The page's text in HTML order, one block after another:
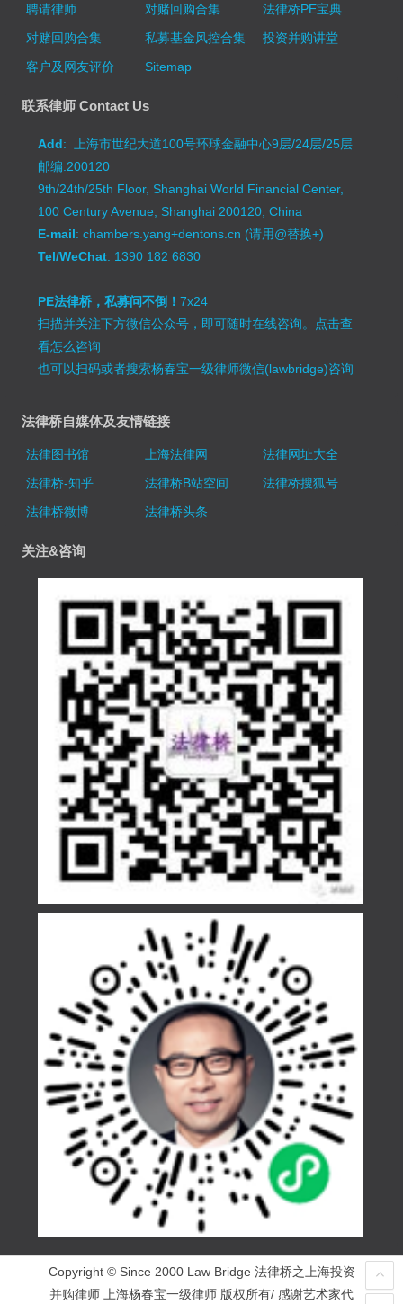
聘请律师
对赌回购合集
法律桥PE宝典
对赌回购合集
私募基金风控合集
投资并购讲堂
客户及网友评价
Sitemap
联系律师 Contact Us
Add: 上海市世纪大道100号环球金融中心9层/24层/25层
邮编:200120
9th/24th/25th Floor, Shanghai World Financial Center,
100 Century Avenue, Shanghai 200120, China
E-mail: chambers.yang+dentons.cn (请用@替换+)
Tel/WeChat: 1390 182 6830
PE法律桥，私募问不倒！7x24
扫描并关注下方微信公众号，即可随时在线咨询。 点击查
看怎么咨询
也可以扫码或者搜索杨春宝一级律师微信(lawbridge)咨询
法律桥自媒体及友情链接
法律图书馆 上海法律网
法律网址大全
法律桥-知乎
法律桥B站空间
法律桥搜狐号
法律桥微博
法律桥头条
关注&咨询
Copyright © Since 2000 Law Bridge 法律桥之上海投资
并购律师 上海杨春宝一级律师 版权所有/ 感谢艺术家代